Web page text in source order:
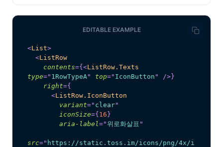
EDITABLE EXAMPLE
<List>
<ListRow
contents={ <ListRow.Texts
type=" 1RowTypeA" top=" IconButton " /> }
right={
<ListRow.IconButton
variant=" clear"
iconSize={ 16 }
aria-label=" 위로화살표 "
src=" https://static.toss.im/icons/png/4x/i